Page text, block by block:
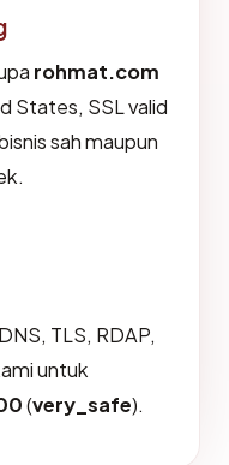
rohmat.com
States, SSL valid
sah maupun
TLS, RDAP,
untuk
(very_safe).